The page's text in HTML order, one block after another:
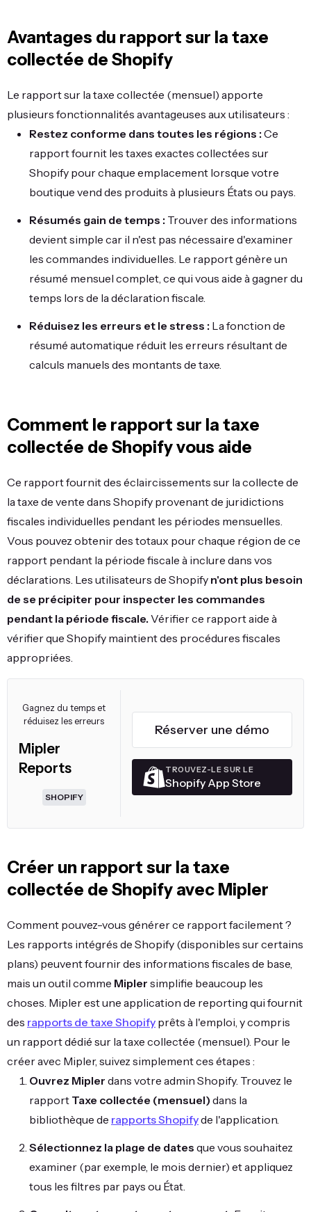
Avantages du rapport sur la taxe
collectée de Shopify
Le rapport sur la taxe collectée (mensuel) apporte
plusieurs fonctionnalités avantageuses aux utilisateurs :
Restez conforme dans toutes les régions : Ce
rapport fournit les taxes exactes collectées sur
Shopify pour chaque emplacement lorsque votre
boutique vend des produits à plusieurs États ou pays.
Résumés gain de temps : Trouver des informations
devient simple car il n'est pas nécessaire d'examiner
les commandes individuelles. Le rapport génère un
résumé mensuel complet, ce qui vous aide à gagner du
temps lors de la déclaration fiscale.
Réduisez les erreurs et le stress : La fonction de
résumé automatique réduit les erreurs résultant de
calculs manuels des montants de taxe.
Comment le rapport sur la taxe
collectée de Shopify vous aide
Ce rapport fournit des éclaircissements sur la collecte de
la taxe de vente dans Shopify provenant de juridictions
fiscales individuelles pendant les périodes mensuelles.
Vous pouvez obtenir des totaux pour chaque région de ce
rapport pendant la période fiscale à inclure dans vos
déclarations. Les utilisateurs de Shopify n'ont plus besoin
de se précipiter pour inspecter les commandes
pendant la période fiscale. Vérifier ce rapport aide à
vérifier que Shopify maintient des procédures fiscales
appropriées.
Gagnez du temps et
réduisez les erreurs
Mipler
Reports
SHOPIFY
Réserver une démo
TROUVEZ-LE SUR LE
Shopify App Store
Créer un rapport sur la taxe
collectée de Shopify avec Mipler
Comment pouvez-vous générer ce rapport facilement ?
Les rapports intégrés de Shopify (disponibles sur certains
plans) peuvent fournir des informations fiscales de base,
mais un outil comme Mipler simplifie beaucoup les
choses. Mipler est une application de reporting qui fournit
des rapports de taxe Shopify prêts à l'emploi, y compris
un rapport dédié sur la taxe collectée (mensuel). Pour le
créer avec Mipler, suivez simplement ces étapes :
Ouvrez Mipler dans votre admin Shopify. Trouvez le
rapport Taxe collectée (mensuel) dans la
bibliothèque de rapports Shopifyde l'application.
Sélectionnez la plage de dates que vous souhaitez
examiner (par exemple, le mois dernier) et appliquez
tous les filtres par pays ou État.